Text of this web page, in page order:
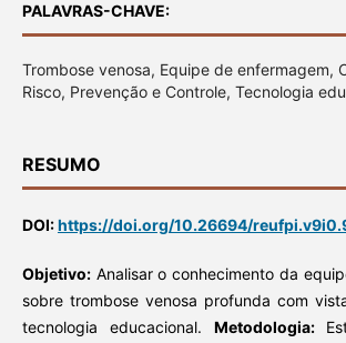
PALAVRAS-CHAVE:
Trombose venosa, Equipe de enfermagem,
Risco, Prevenção e Controle, Tecnologia
RESUMO
DOI:https://doi.org/10.26694/
Objetivo:Analisar o conhecimento da
sobre trombose venosa profunda com
tecnologia educacional. Metodologia: